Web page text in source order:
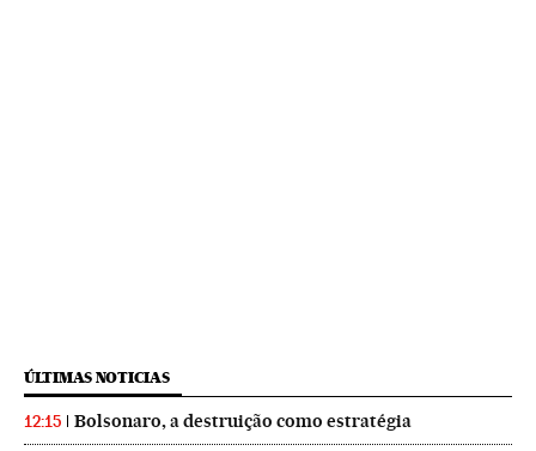
ÚLTIMAS NOTICIAS
12:15 Bolsonaro, a destruição como estratégia